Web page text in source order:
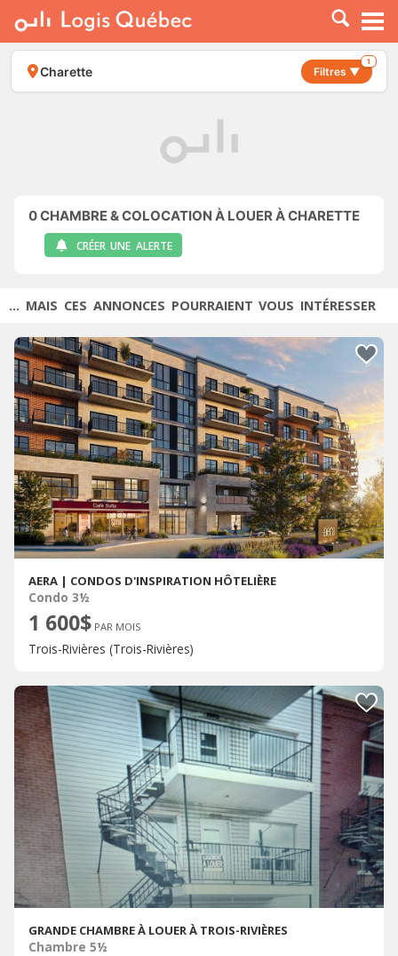
À LOUER
À VENDRE
PLACER UNE ANNONCE
Charette Filtres ▼
1
0CHAMBRE & COLOCATION À LOUER À CHARETTE
CRÉER UNE ALERTE
... MAIS CES ANNONCES POURRAIENT VOUS INTÉRESSER
AERA | CONDOS D'INSPIRATION HÔTELIÈRE
Condo 3½
1 600$ PAR MOIS
Trois-Rivières (Trois-Rivières)
GRANDE CHAMBRE À LOUER À TROIS-RIVIÈRES
Chambre 5½